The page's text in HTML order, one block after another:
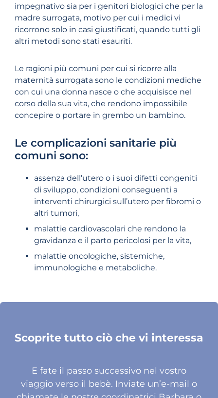
impegnativo sia per i genitori biologici che per la
madre surrogata, motivo per cui i medici vi
ricorrono solo in casi giustificati, quando tutti gli
altri metodi sono stati esauriti.
Le ragioni più comuni per cui si ricorre alla
maternità surrogata sono le condizioni mediche
con cui una donna nasce o che acquisisce nel
corso della sua vita, che rendono impossibile
concepire o portare in grembo un bambino.
Le complicazioni sanitarie più
comuni sono:
assenza dell’utero o i suoi difetti congeniti
di sviluppo, condizioni conseguenti a
interventi chirurgici sull’utero per fibromi o
altri tumori,
malattie cardiovascolari che rendono la
gravidanza e il parto pericolosi per la vita,
malattie oncologiche, sistemiche,
immunologiche e metaboliche.
Scoprite tutto ciò che vi interessa
E fate il passo successivo nel vostro
viaggio verso il bebè. Inviate un’e-mail o